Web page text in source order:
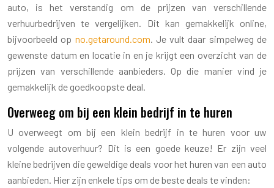
auto, is het verstandig om de prijzen van verschillende
verhuurbedrijven te vergelijken. Dit kan gemakkelijk online,
bijvoorbeeld op no.getaround.com. Je vult daar simpelweg de
gewenste datum en locatie in en je krijgt een overzicht van de
prijzen van verschillende aanbieders. Op die manier vind je
gemakkelijk de goedkoopste deal.
Overweeg om bij een klein bedrijf in te huren
U overweegt om bij een klein bedrijf in te huren voor uw
volgende autoverhuur? Dit is een goede keuze! Er zijn veel
kleine bedrijven die geweldige deals voor het huren van een auto
aanbieden. Hier zijn enkele tips om de beste deals te vinden: